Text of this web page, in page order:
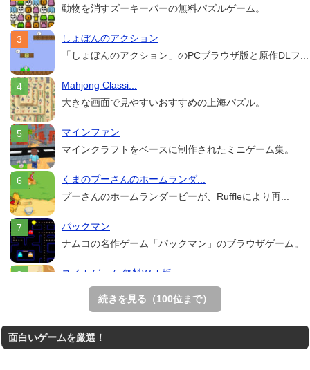
動物を消すズーキーパーの無料パズルゲーム。
しょぼんのアクション
「しょぼんのアクション」のPCブラウザ版と原作DLフ...
Mahjong Classi...
大きな画面で見やすいおすすめの上海パズル。
マインファン
マインクラフトをベースに制作されたミニゲーム集。
くまのプーさんのホームランダ...
プーさんのホームランダービーが、Ruffleにより再...
パックマン
ナムコの名作ゲーム「パックマン」のブラウザゲーム。
スイカゲーム 無料Web版
スイカゲームをスクラッチで再現した無料Web版。
リアルな麻雀牌を使う18種類の上海ゲーム。
続きを見る（100位まで）
面白いゲームを厳選！